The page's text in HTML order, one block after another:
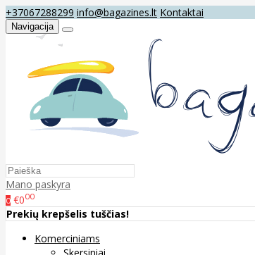
+37067288299 info@bagazines.lt Kontaktai
Navigacija
Mano paskyra
0 €000
Prekių krepšelis tuščias!
Komerciniams
Skersiniai